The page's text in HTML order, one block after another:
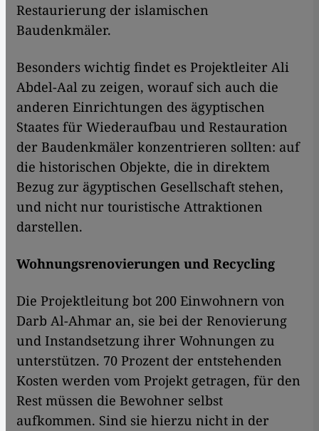
Restaurierung der islamischen
Baudenkmäler.
Besonders wichtig findet es Projektleiter Ali
Abdel-Aal zu zeigen, worauf sich auch die
anderen Einrichtungen des ägyptischen
Staates für Wiederaufbau und Restauration
der Baudenkmäler konzentrieren sollten: auf
die historischen Objekte, die in direktem
Bezug zur ägyptischen Gesellschaft stehen,
und nicht nur touristische Attraktionen
darstellen.
Wohnungsrenovierungen und Recycling
Die Projektleitung bot 200 Einwohnern von
Darb Al-Ahmar an, sie bei der Renovierung
und Instandsetzung ihrer Wohnungen zu
unterstützen. 70 Prozent der entstehenden
Kosten werden vom Projekt getragen, für den
Rest müssen die Bewohner selbst
aufkommen. Sind sie hierzu nicht in der